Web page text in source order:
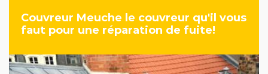
Couvreur Meuche le couvreur qu'il vous
faut pour une réparation de fuite!